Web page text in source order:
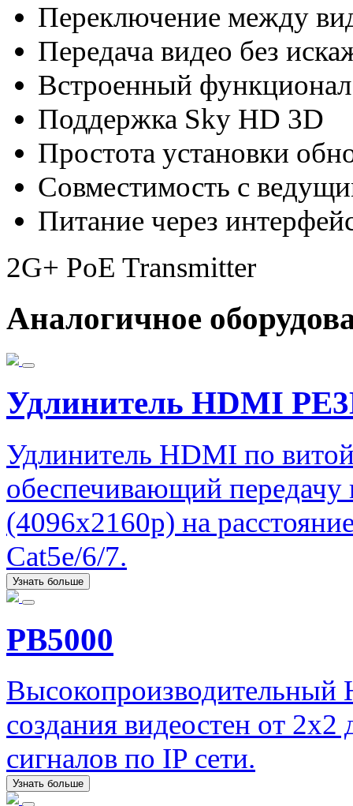
Переключение между
Передача видео без
Встроенный функционал
Поддержка Sky HD 3D
Простота установки
Совместимость с
Питание через
2G+ PoE Transmitter
Аналогичное
Удлинитель HDMI
Удлинитель HDMI по
обеспечивающий
(4096x2160p) на
Cat5e/6/7.
Узнать больше
PB5000
Высокопроизводительный
создания видеостен от
сигналов по IP сети.
Узнать больше